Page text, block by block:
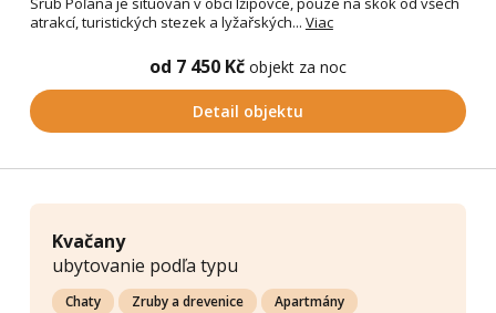
atrakcí, turistických stezek a lyžařských... Viac
od 7 450 Kč objekt za noc
Detail objektu
Kvačany
ubytovanie podľa typu
Chaty Zruby a drevenice
Apartmány